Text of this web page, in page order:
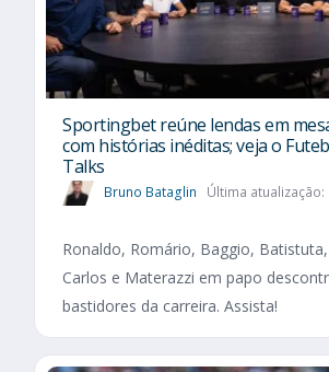
Sportingbet reúne lendas em
com histórias inéditas; veja o
Talks
Bruno Bataglin Última
Ronaldo, Romário, Baggio,
Carlos e Materazzi em papo
bastidores da carreira. Assista!